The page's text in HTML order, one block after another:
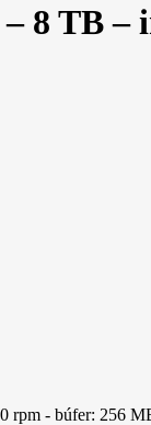
8 TB –
rpm - búfer: 256